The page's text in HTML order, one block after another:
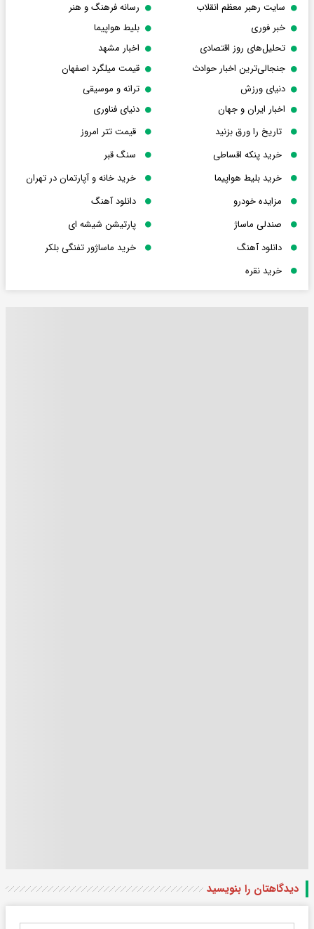
سایت رهبر معظم انقلاب
رسانه فرهنگ و هنر
خبر فوری
بلیط هواپیما
تحلیل‌های روز اقتصادی
اخبار مشهد
جنجالی‌ترین اخبار حوادث
قیمت میلگرد اصفهان
دنیای ورزش
ترانه و موسیقی
اخبار ایران و جهان
دنیای فناوری
تاریخ را ورق بزنید
قیمت تتر امروز
خرید پنکه اقساطی
سنگ قبر
خرید بلیط هواپیما
خرید خانه و آپارتمان در تهران
مزایده خودرو
دانلود آهنگ
صندلی ماساژ
پارتیشن شیشه ای
دانلود آهنگ
خرید ماساژور تفنگی بلکر
خرید نقره
دیدگاهتان را بنویسید